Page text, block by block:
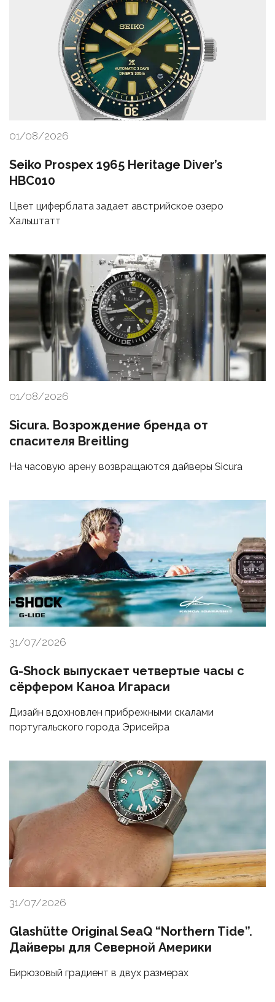
01/08/2026
Seiko Prospex 1965 Heritage Diver’s
HBC010
Цвет циферблата задает австрийское озеро
Хальштатт
01/08/2026
Sicura. Возрождение бренда от
спасителя Breitling
На часовую арену возвращаются дайверы Sicura
31/07/2026
G-Shock выпускает четвертые часы с
сёрфером Каноа Игараси
Дизайн вдохновлен прибрежными скалами
португальского города Эрисейра
31/07/2026
Glashütte Original SeaQ “Northern Tide”.
Дайверы для Северной Америки
Бирюзовый градиент в двух размерах